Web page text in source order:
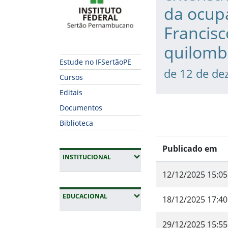
Estude no IFSertãoPE
Cursos
Editais
Documentos
Biblioteca
INSTITUCIONAL(EXPANDIR SUBMENUS)
EDUCACIONAL(EXPANDIR SUBMENUS)
da
de 12 de
Publicado em
12/12/2025 15:05
18/12/2025 17:40
29/12/2025 15:55